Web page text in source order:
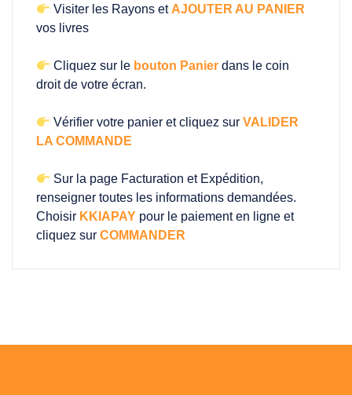
Visiter les Rayons et AJOUTER AU PANIER
vos livres
Cliquez sur le bouton Panier dans le coin
droit de votre écran.
Vérifier votre panier et cliquez surVALIDER
LA COMMANDE
Sur la page Facturation et Expédition,
renseigner toutes les informations demandées.
Choisir KKIAPAY pour le paiement en ligne et
cliquez sur COMMANDER